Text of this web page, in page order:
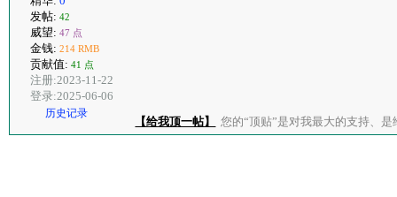
发帖: 42
威望: 47 点
金钱: 214 RMB
贡献值: 41 点
注册:2023-11-22
登录:2025-06-06
历史记录
【给我顶一帖】 您的“顶贴”是对我最大的支持、